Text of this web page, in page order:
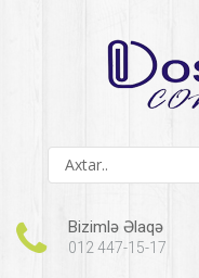
Bizimlə Əlaqə
012 447-15-17